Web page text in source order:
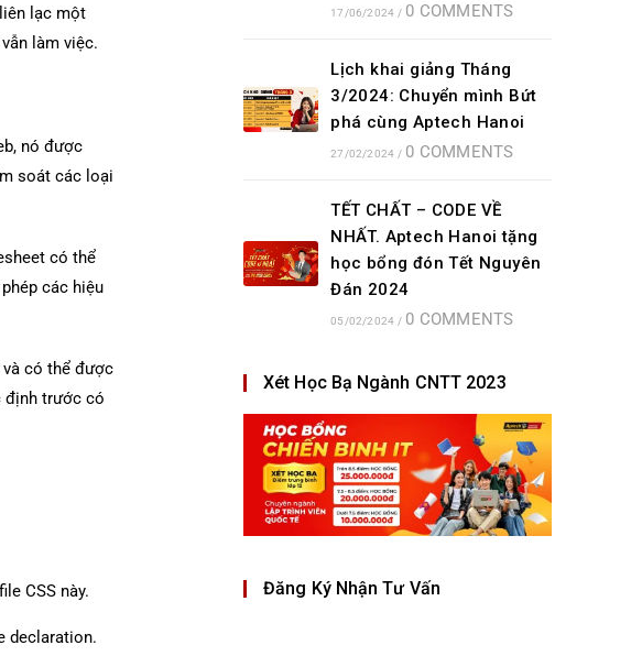
lạc một
làm việc.
nó được
soát các loại
có thể
các hiệu
và có thể được
định trước có
CSS này.
declaration.
17/06/2024 / 0 COMMENTS
Lịch khai giảng Tháng
3/2024: Chuyển mình Bứt
phá cùng Aptech Hanoi
27/02/2024 / 0 COMMENTS
TẾT CHẤT – CODE VỀ
NHẤT. Aptech Hanoi tặng
học bổng đón Tết Nguyên
Đán 2024
05/02/2024 / 0 COMMENTS
Xét Học Bạ Ngành CNTT 2023
Đăng Ký Nhận Tư Vấn